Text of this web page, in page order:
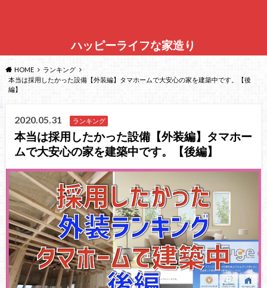
ハッピーライフな家造り
HOME
ランキング
本当は採用したかった設備【外装編】タマホームで大安心の家を建築中です。【後
編】
2020.05.31 ランキング
本当は採用したかった設備【外装編】タマホー
ムで大安心の家を建築中です。【後編】